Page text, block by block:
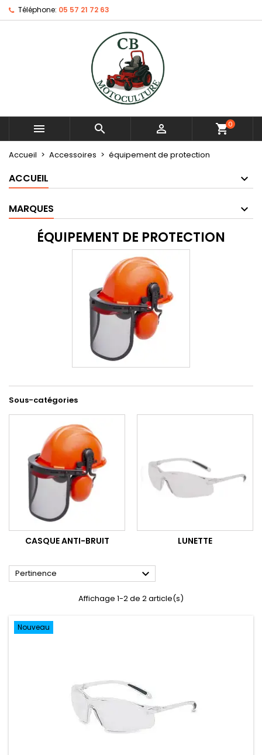
Téléphone: 05 57 21 72 63
   shopping_cart0
Accueil Accessoires équipement de protection
ACCUEIL
MARQUES
ÉQUIPEMENT DE PROTECTION
Sous-catégories
CASQUE ANTI-BRUIT LUNETTE
Pertinence 
Affichage 1-2 de 2 article(s)
Nouveau